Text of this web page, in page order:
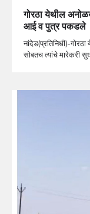
गोरठा येथील
आई व पुत्र पकडले
नांदेड(प्रतिनिधी)-
सोबतच त्यांचे मारेकरी